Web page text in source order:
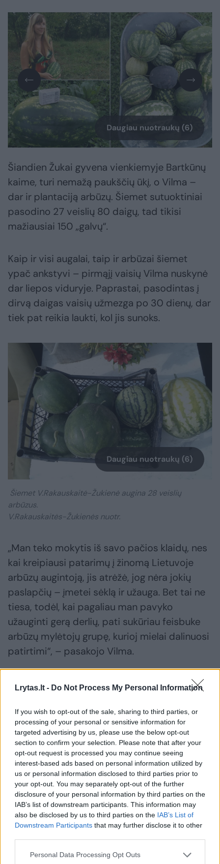
Lrytas.lt - Do Not Process My Personal Information
If you wish to opt-out of the sale, sharing to third parties, or
processing of your personal or sensitive information for
targeted advertising by us, please use the below opt-out
section to confirm your selection. Please note that after your
opt-out request is processed you may continue seeing
interest-based ads based on personal information utilized by
us or personal information disclosed to third parties prior to
your opt-out. You may separately opt-out of the further
disclosure of your personal information by third parties on the
IAB’s list of downstream participants. This information may
also be disclosed by us to third parties on the IAB’s List of
Downstream Participants that may further disclose it to other
Personal Data Processing Opt Outs
Daugiau nuotraukų (6)
Šiandien Žukai gyvena vienkiemyje Bartkūnų
kaime, turi nemažą paukščių ūkį, o Vilma –
dar ir plantaciją arbūzų. Šiemet sutuoktiniai
pasodino 27 veislių 80 daigų, tad tikisi
mažiausiai 150 „galvų“.
Kaip ir visi augalai, taip ir arbūzai šiemet
ypač ankstyvi – pirmąjį vaisių Vilma nuskynė
dar liepos viduryje. Paprastai, pasodintas į
dirvą daigas vaisių užmezga po 30 dienų, dar
tiek pat reikia laukti, kol jis sunoks.
Daugiau nuotraukų (6)
Šiemet V.Rakauskaitė-Žukienė augina 28 veislių
arbūzus.
V.Rakauskaitės-Žukienės nuotr.
„Man teko mokytis iš savo pačios klaidų, nes
kai kreipiausi patarimų į žinomą Lietuvoje
arbūzų augintoją, jis atrėžė, jog nėra jokių
paslapčių – įmetei sėklą ir užauga. Bet tai ne
tiesa, todėl, kai pagaliau man pavyko
užauginti gerą derlių, pati sukūriau feisbuke
arbūzų mylėtojų grupę, kurioj mielai dalinuosi
patirtimi“, – pasakojo Vilma.
Po nesėkmingo pirmojo derliaus, kitą sezoną
buvo mažučiai. Tais metais Žukai ūkyje turėjo
daug darbų, tad Vilma svarsto, jog per mažai
dėmesio skyrė savo „augintiniams“.
Bet jau trečiais metais derlius pradžiugino ne
tik ją bet ir vyrą Joną . „Tada jam ir pasakiau,
nuo šiol nebeauginsime bulvių, auginsime tik
arbūzus“, – kvatoja pašnekovė. Kol kas ji dar